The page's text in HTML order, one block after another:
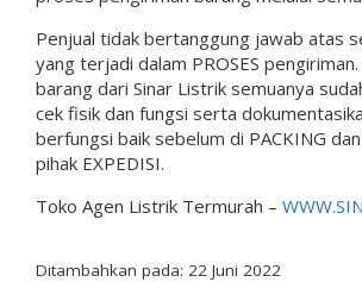
Penjual tidak bertanggung jawab atas
yang terjadi dalam PROSES
barang dari Sinar Listrik semuanya
cek fisik dan fungsi serta
berfungsi baik sebelum di PACKING
pihak EXPEDISI.
Toko Agen Listrik Termurah –
Ditambahkan pada: 22 Juni 2022